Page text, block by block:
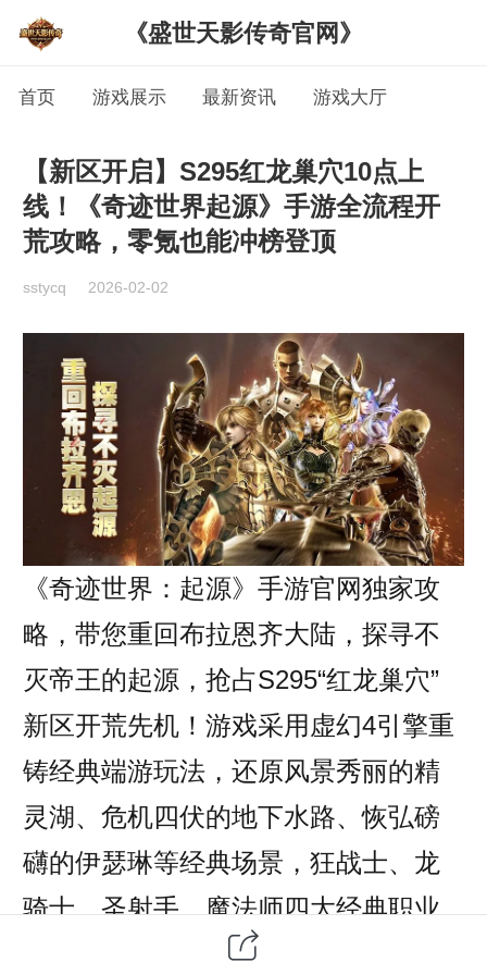
《盛世天影传奇官网》
首页 游戏展示 最新资讯 游戏大厅
【新区开启】S295红龙巢穴10点上
线！《奇迹世界起源》手游全流程开
荒攻略，零氪也能冲榜登顶
sstycq 2026-02-02
《奇迹世界：起源》手游官网独家攻
略，带您重回布拉恩齐大陆，探寻不
灭帝王的起源，抢占S295“红龙巢穴”
新区开荒先机！游戏采用虚幻4引擎重
铸经典端游玩法，还原风景秀丽的精
灵湖、危机四伏的地下水路、恢弘磅
礴的伊瑟琳等经典场景，狂战士、龙
骑士、圣射手、魔法师四大经典职业
焕新升级，搭配元素使、暗影猎人两